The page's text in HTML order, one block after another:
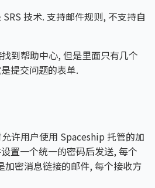
技术. 支持邮件规则, 不支持自
到帮助中心, 但是里面只有几个
提交问题的表单.
许用户使用 Spaceship 托管的加
置一个统一的密码后发送, 每个
加密消息链接的邮件, 每个接收方